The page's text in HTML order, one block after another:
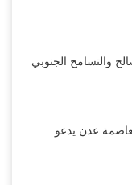
والتسامح الجنوبي
عدن يدعو